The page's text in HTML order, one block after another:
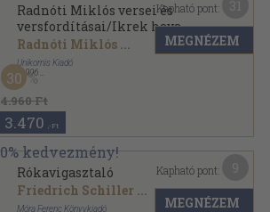
Radnóti Miklós versei és
versfordításai/Ikrek hava
Radnóti Miklós ...
Unikornis Kiadó
, 1996
Fűzött keménykötés
A magyar költészet kincsestára sorozat
4.960 Ft
30
3.470 ,-Ft
Kapható pont:
MEGNÉZEM
Rókavigasztaló
Friedrich Schiller ...
Móra Ferenc Könyvkiadó
Kapható pont:
MEGNÉZEM